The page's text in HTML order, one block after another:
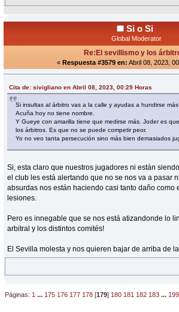
Si o Si
Global Moderator
Re:El sevillismo y los
« Respuesta #3579 en: Abril 08, 2023,
Cita de: sivigliano en Abril 08, 2023, 00:29 Horas
Si insultas al árbitro vas a la calle y ayudas a hundirse
Acuña hoy no tiene nombre.
Y Gueye con amarilla tiene que medirse más. Joder es
los árbitros. Es que no se puede competir peor.
Yo no veo tanta persecución sino más bien demasiados
Si, esta claro que nuestros jugadores ni están
el club les está alertando que no se nos va a pasar
absurdas nos están haciendo casi tanto daño como
lesiones.
Pero es innegable que se nos está atizandonde lo
arbitral y los distintos comités!
El Sevilla molesta y nos quieren bajar de arriba de
Páginas: 1 ... 175 176 177 178 [179] 180 181 182 183 ... 199